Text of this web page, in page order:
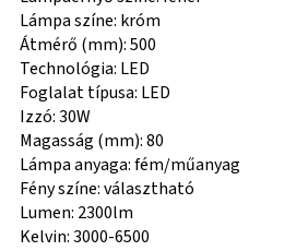
Lámpa színe: króm
Átmérő (mm): 500
Technológia: LED
Foglalat típusa: LED
Izzó: 30W
Magasság (mm): 80
Lámpa anyaga: fém/műanyag
Fény színe: választható
Lumen: 2300lm
Kelvin: 3000-6500